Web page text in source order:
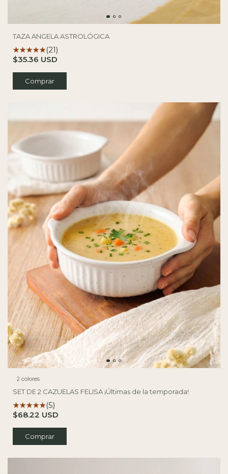
TAZA ANGELA ASTROLÓGICA
(21)
$35.36 USD
Comprar
2 colores
SET DE 2 CAZUELAS FELISA ¡Últimas de la temporada!
(5)
$68.22 USD
Comprar